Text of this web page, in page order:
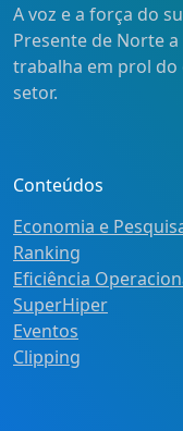
A voz e a força do
Presente de Norte
trabalha em prol do
setor.
Conteúdos
Economia e
Ranking
Eficiência
SuperHiper
Eventos
Clipping